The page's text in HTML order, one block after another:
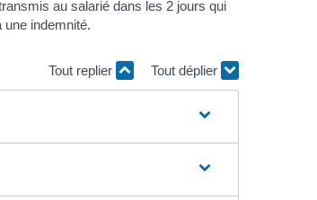
au salarié dans les 2 jours qui
une indemnité.
Tout replier Tout déplier